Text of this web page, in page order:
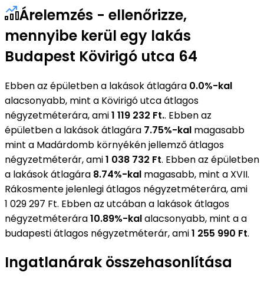
Árelemzés - ellenőrizze,
mennyibe kerül egy lakás
Budapest Kövirigó utca 64
Ebben az épületben a lakások átlagára 0.0%-kal
alacsonyabb, mint a Kövirigó utca átlagos
négyzetméterára, ami1 119 232 Ft.. Ebben az
épületben a lakások átlagára 7.75%-kal magasabb
mint a Madárdomb környékén jellemző átlagos
négyzetméterár, ami1 038 732 Ft. Ebben az épületben
a lakások átlagára 8.74%-kal magasabb, mint a XVII.
Rákosmente jelenlegi átlagos négyzetméterára, ami
1 029 297 Ft. Ebben az utcában a lakások átlagos
négyzetméterára10.89%-kalalacsonyabb, mint a a
budapesti átlagos négyzetméterár, ami1 255 990 Ft.
Ingatlanárak összehasonlítása